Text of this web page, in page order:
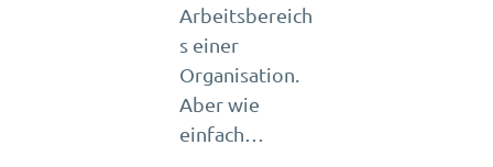
Arbeitsbereich
s einer
Organisation.
Aber wie
einfach…